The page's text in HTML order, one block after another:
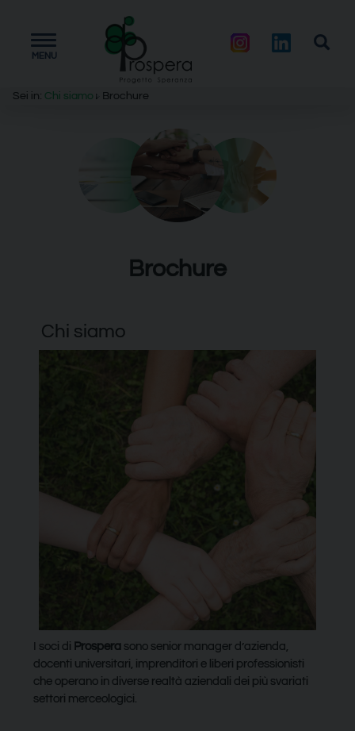
Toggle
navigation
MENU
Sei in: Chi siamo Brochure
Brochure
Chi siamo
I soci di Prospera sono senior manager d’azienda,
docenti universitari, imprenditori e liberi professionisti
che operano in diverse realtà aziendali dei più svariati
settori merceologici.